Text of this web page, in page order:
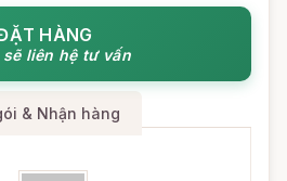
HÀNG
sẽ liên hệ tư vấn
& Nhận hàng